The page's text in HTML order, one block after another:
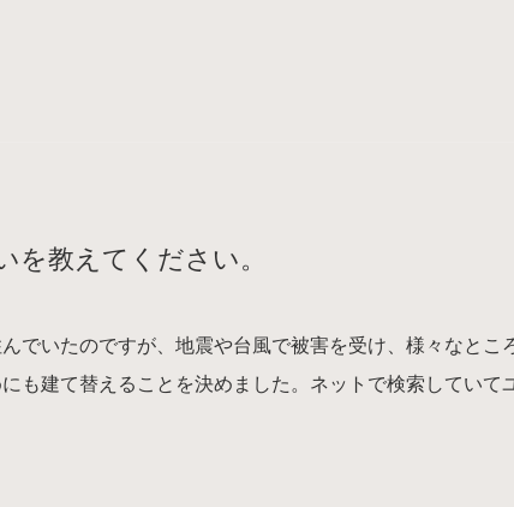
を教えてください。
でいたのですが、地震や台風で被害を受け、様々なと
も建て替えることを決めました。ネットで検索していて